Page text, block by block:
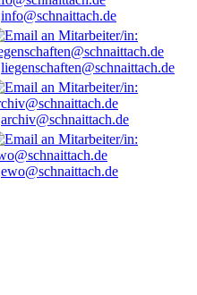
info@schnaittach.de
liegenschaften@schnaittach.de
archiv@schnaittach.de
ewo@schnaittach.de